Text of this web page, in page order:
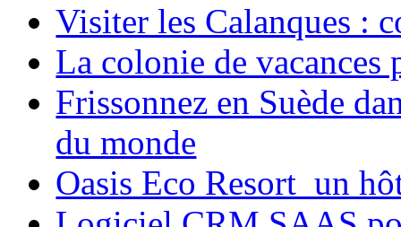
Visiter les Calanques :
La colonie de vacances
Frissonnez en Suède
du monde
Oasis Eco Resort un